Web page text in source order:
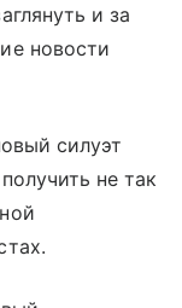
и за
новости
силуэт
не так